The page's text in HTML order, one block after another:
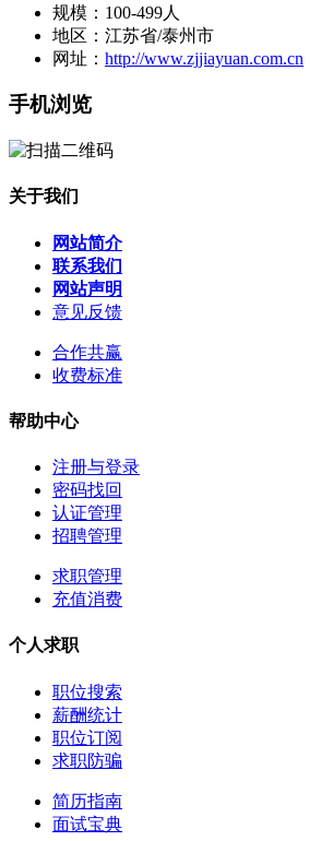
规模：100-499人
地区：江苏省/泰州市
网址： http://www.zjjiayuan.com.cn
手机浏览
关于我们
网站简介
联系我们
网站声明
意见反馈
合作共赢
收费标准
帮助中心
注册与登录
密码找回
认证管理
招聘管理
求职管理
充值消费
个人求职
职位搜索
薪酬统计
职位订阅
求职防骗
简历指南
面试宝典